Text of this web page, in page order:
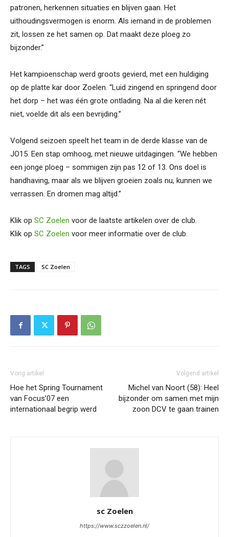
patronen, herkennen situaties en blijven gaan. Het
uithoudingsvermogen is enorm. Als iemand in de problemen
zit, lossen ze het samen op. Dat maakt deze ploeg zo
bijzonder.”
Het kampioenschap werd groots gevierd, met een huldiging
op de platte kar door Zoelen. “Luid zingend en springend door
het dorp – het was één grote ontlading. Na al die keren nét
niet, voelde dit als een bevrijding.”
Volgend seizoen speelt het team in de derde klasse van de
JO15. Een stap omhoog, met nieuwe uitdagingen. “We hebben
een jonge ploeg – sommigen zijn pas 12 of 13. Ons doel is
handhaving, maar als we blijven groeien zoals nu, kunnen we
verrassen. En dromen mag altijd.”
Klik op SC Zoelen voor de laatste artikelen over de club.
Klik op SC Zoelen voor meer informatie over de club.
TAGS SC Zoelen
Vorig artikel
Hoe het Spring Tournament
van Focus’07 een
internationaal begrip werd
Volgend artikel
Michel van Noort (58): Heel
bijzonder om samen met mijn
zoon DCV te gaan trainen
sc Zoelen
https://www.sczzoelen.nl/